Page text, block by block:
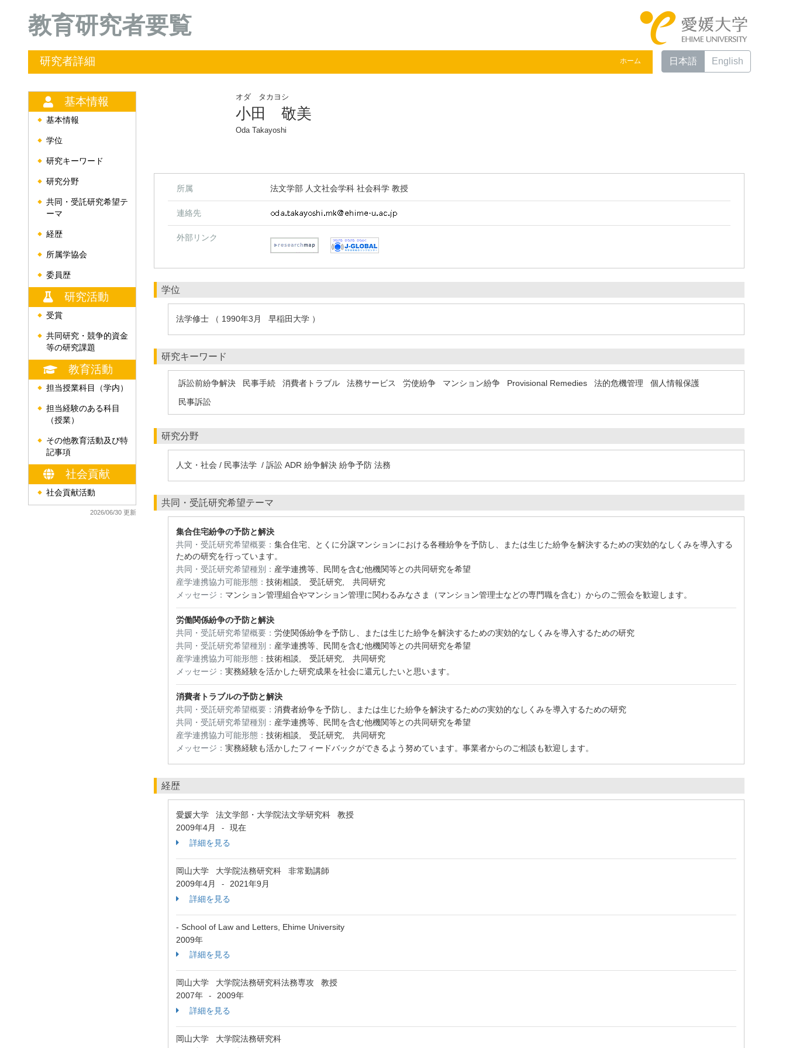
教育研究者要覧
研究者詳細 ホーム 日本語 English
基本情報
◆ 基本情報
◆ 学位
◆ 研究キーワード
◆ 研究分野
◆
共同・受託研究希望テ
ーマ
◆ 経歴
◆ 所属学協会
◆ 委員歴
研究活動
◆ 受賞
◆
共同研究・競争的資金
等の研究課題
教育活動
◆ 担当授業科目（学内）
◆
担当経験のある科目
（授業）
◆
その他教育活動及び特
記事項
社会貢献
◆ 社会貢献活動
2026/06/30 更新
オダ タカヨシ
小田 敬美
Oda Takayoshi
所属 法文学部 人文社会学科 社会科学 教授
連絡先
外部リンク
学位
法学修士 （ 1990年3月 早稲田大学 ）
研究キーワード
訴訟前紛争解決 民事手続 消費者トラブル 法務サービス 労使紛争 マンション紛争 Provisional Remedies 法的危機管理
個人情報保護
民事訴訟
研究分野
人文・社会 / 民事法学 / 訴訟 ADR 紛争解決 紛争予防 法務
共同・受託研究希望テーマ
集合住宅紛争の予防と解決
共同・受託研究希望概要： 集合住宅、とくに分譲マンションにおける各種紛争を予防し、または生じた紛争を解決するための実効的なしくみを導入する
ための研究を行っています。
共同・受託研究希望種別： 産学連携等、民間を含む他機関等との共同研究を希望
産学連携協力可能形態： 技術相談, 受託研究, 共同研究
メッセージ： マンション管理組合やマンション管理に関わるみなさま（マンション管理士などの専門職を含む）からのご照会を歓迎します。
労働関係紛争の予防と解決
共同・受託研究希望概要： 労使関係紛争を予防し、または生じた紛争を解決するための実効的なしくみを導入するための研究
共同・受託研究希望種別： 産学連携等、民間を含む他機関等との共同研究を希望
産学連携協力可能形態： 技術相談, 受託研究, 共同研究
メッセージ： 実務経験を活かした研究成果を社会に還元したいと思います。
消費者トラブルの予防と解決
共同・受託研究希望概要： 消費者紛争を予防し、または生じた紛争を解決するための実効的なしくみを導入するための研究
共同・受託研究希望種別： 産学連携等、民間を含む他機関等との共同研究を希望
産学連携協力可能形態： 技術相談, 受託研究, 共同研究
メッセージ： 実務経験も活かしたフィードバックができるよう努めています。事業者からのご相談も歓迎します。
経歴
愛媛大学 法文学部・大学院法文学研究科 教授
2009年4月
-
現在
詳細を見る
岡山大学 大学院法務研究科 非常勤講師
2009年4月
-
2021年9月
詳細を見る
- School of Law and Letters, Ehime University
2009年
詳細を見る
岡山大学 大学院法務研究科法務専攻 教授
2007年
-
2009年
詳細を見る
岡山大学 大学院法務研究科